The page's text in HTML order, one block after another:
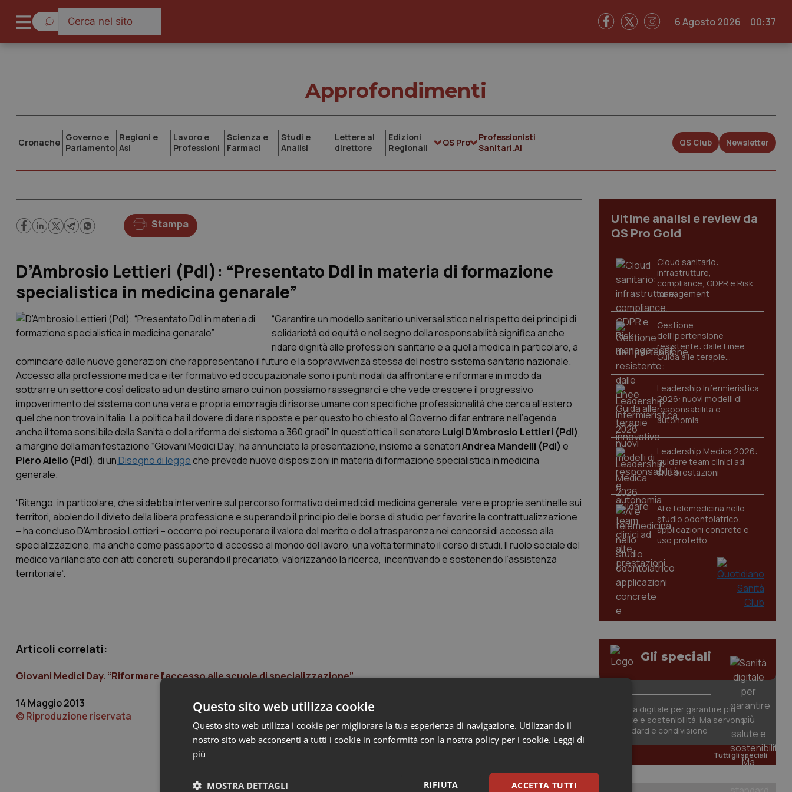
6 Agosto 2026 00:37
Approfondimenti
Cronache Governo e
Parlamento
Regioni e
Asl
Lavoro e
Professioni
Scienza e
Farmaci
Studi e
Analisi
Lettere al
direttore
Edizioni
Regionali
QS Pro
Professionisti
Sanitari.AI
QS Club Newsletter
Stampa
D’Ambrosio Lettieri (Pdl): “Presentato Ddl in materia di formazione
specialistica in medicina genarale”
“Garantire un modello sanitario universalistico nel rispetto dei principi di
solidarietà ed equità e nel segno della responsabilità significa anche
ridare dignità alle professioni sanitarie e a quella medica in particolare, a
cominciare dalle nuove generazioni che rappresentano il futuro e la sopravvivenza stessa del nostro sistema sanitario nazionale.
Accesso alla professione medica e iter formativo ed occupazionale sono i punti nodali da affrontare e riformare in modo da
sottrarre un settore così delicato ad un destino amaro cui non possiamo rassegnarci e che vede crescere il progressivo
impoverimento del sistema con una vera e propria emorragia di risorse umane con specifiche professionalità che cerca all’estero
quel che non trova in Italia. La politica ha il dovere di dare risposte e per questo ho chiesto al Governo di far entrare nell’agenda
anche il tema sensibile della Sanità e della riforma del sistema a 360 gradi”. In quest’ottica il senatore Luigi D’Ambrosio Lettieri (Pdl),
a margine della manifestazione “Giovani Medici Day”, ha annunciato la presentazione, insieme ai senatoriAndrea Mandelli (Pdl) e
Piero Aiello (Pdl), di unDisegno di leggeche prevede nuove disposizioni in materia di formazione specialistica in medicina
generale.
“Ritengo, in particolare, che si debba intervenire sul percorso formativo dei medici di medicina generale, vere e proprie sentinelle sui
territori, abolendo il divieto della libera professione e superando il principio delle borse di studio per favorire la contrattualizzazione
– ha concluso D’Ambrosio Lettieri – occorre poi recuperare il valore del merito e della trasparenza nei concorsi di accesso alla
specializzazione, ma anche come passaporto di accesso al mondo del lavoro, una volta terminato il corso di studi. Il ruolo sociale del
medico va rilanciato con atti concreti, superando il precariato, valorizzando la ricerca, incentivando e sostenendo l’assistenza
territoriale”.
Articoli correlati:
Giovani Medici Day. “Riformare l’accesso alle scuole di specializzazione”
14 Maggio 2013
© Riproduzione riservata
Ultime analisi e review da
QS Pro Gold
Cloud sanitario:
infrastrutture,
compliance, GDPR e Risk
management
Gestione
dell'Ipertensione
resistente: dalle Linee
Guida alle terapie
innovative
Leadership Infermieristica
2026: nuovi modelli di
responsabilità e
autonomia
Leadership Medica 2026:
guidare team clinici ad
alte prestazioni
AI e telemedicina nello
studio odontoiatrico:
applicazioni concrete e
uso protetto
Gli speciali
Sanità digitale per garantire più
salute e sostenibilità. Ma servono
standard e condivisione
Tutti gli speciali
Questo sito web utilizza cookie
Questo sito web utilizza i cookie per migliorare la tua esperienza di navigazione. Utilizzando il
nostro sito web acconsenti a tutti i cookie in conformità con la nostra policy per i cookie. Leggi di
più
ACCETTA TUTTI
RIFIUTA
MOSTRA DETTAGLI